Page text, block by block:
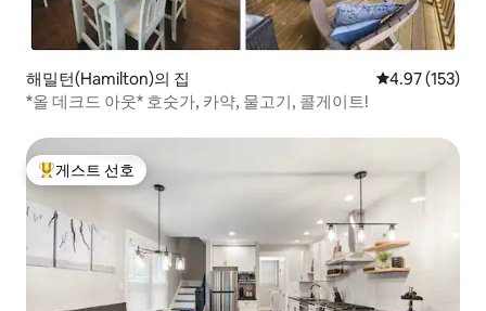
해밀턴(Hamilton)의 집 평점 4.97점(5
4.97 (153)
*올 데크드 아웃* 호숫가, 카약, 물고기, 콜게이트!
상위 게스트 선호
게스트 선호